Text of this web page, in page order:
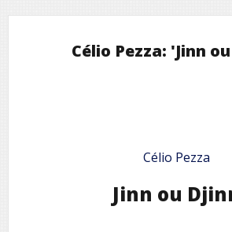
Célio Pezza: 'Jinn
Célio Pezza
Jinn ou